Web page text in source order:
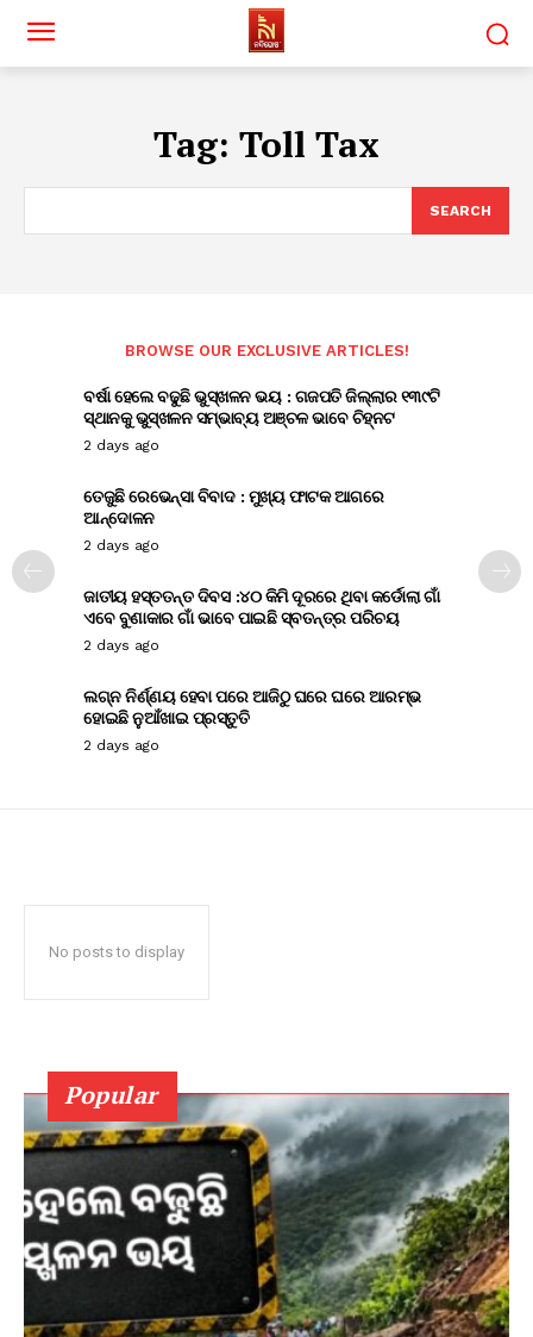
Tag: Toll Tax
SEARCH
BROWSE OUR EXCLUSIVE ARTICLES!
ବର୍ଷା ହେଲେ ବଢୁଛି ଭୁସ୍ଖଳନ ଭୟ : ଗଜପତି ଜିଲ୍ଲାର ୧୩୯ଟି
ସ୍ଥାନକୁ ଭୁସ୍ଖଳନ ସମ୍ଭାବ୍ୟ ଅଞ୍ଚଳ ଭାବେ ଚିହ୍ନଟ
2 days ago
ତେଜୁଛି ରେଭେନ୍ସା ବିବାଦ : ମୁଖ୍ୟ ଫାଟକ ଆଗରେ
ଆନ୍ଦୋଳନ
2 days ago
ଜାତୀୟ ହସ୍ତତନ୍ତ ଦିବସ :୪୦ କିମି ଦୂରରେ ଥିବା କର୍ଡୋଲା ଗାଁ
ଏବେ ବୁଣାକାର ଗାଁ ଭାବେ ପାଇଛି ସ୍ବତନ୍ତ୍ର ପରିଚୟ
2 days ago
ଲଗ୍ନ ନିର୍ଣ୍ଣୟ ହେବା ପରେ ଆଜିଠୁ ଘରେ ଘରେ ଆରମ୍ଭ
ହୋଇଛି ନୁଆଁଖାଇ ପ୍ରସ୍ତୁତି
2 days ago
No posts to display
Popular